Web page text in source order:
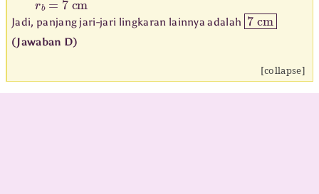
Jadi, panjang jari-jari lingkaran lainnya adalah 7cm
(Jawaban D)
[collapse]